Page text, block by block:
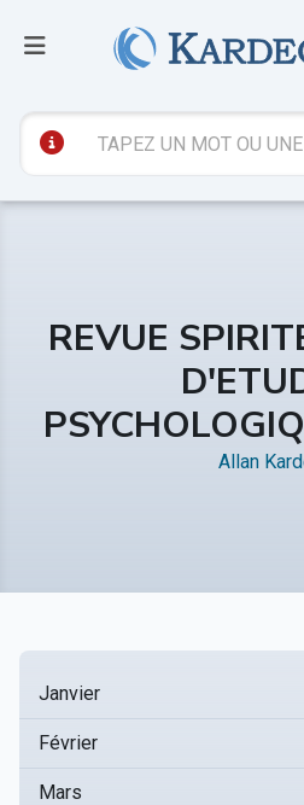
REVUE
Allan
Janvier
Février
Mars